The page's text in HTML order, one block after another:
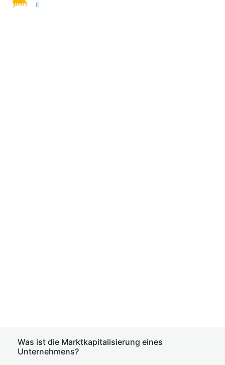
E
Was ist die Marktkapitalisierung eines
Unternehmens?